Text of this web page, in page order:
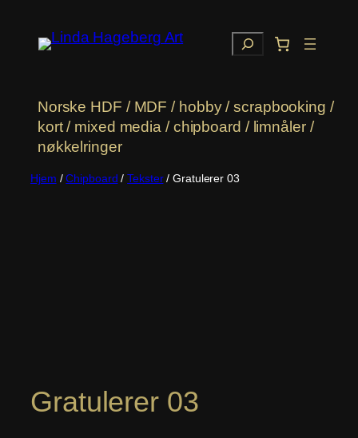
innhold
Søk
Norske HDF / MDF / hobby / scrapbooking /
kort / mixed media / chipboard / limnåler /
nøkkelringer
Hjem /Chipboard /Tekster/ Gratulerer 03
Gratulerer 03